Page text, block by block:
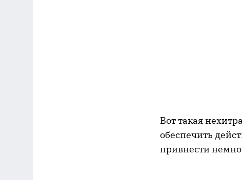
Вот такая
обеспечить
привнести